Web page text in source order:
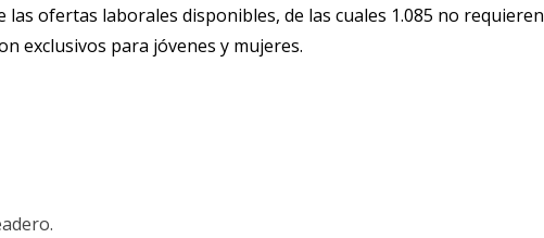
las ofertas laborales disponibles, de las cuales 1.085 no requieren
exclusivos para jóvenes y mujeres.